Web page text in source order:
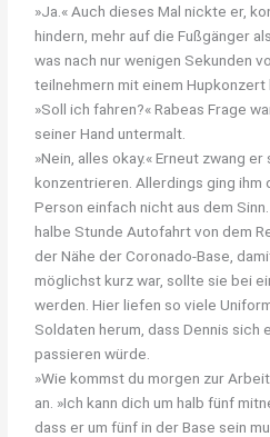
»Ja.« Auch dieses Mal nickte er,
hindern, mehr auf die Fußgänger
was nach nur wenigen Sekunden
teilnehmern mit einem Hupkonzert
»Soll ich fahren?« Rabeas Frage
seiner Hand untermalt.
»Nein, alles okay.« Erneut zwang
konzentrieren. Allerdings ging ihm
Person einfach nicht aus dem
halbe Stunde Autofahrt von dem
der Nähe der Coronado-Base,
möglichst kurz war, sollte sie bei
werden. Hier liefen so viele
Soldaten herum, dass Dennis sich
passieren würde.
»Wie kommst du morgen zur
an. »Ich kann dich um halb fünf
dass er um fünf in der Base sein